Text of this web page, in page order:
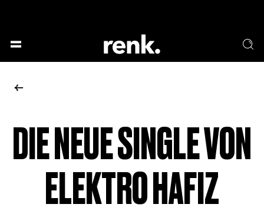
KEINE AUSWAHL
DIE NEUE SINGLE VON
ELEKTRO HAFIZ